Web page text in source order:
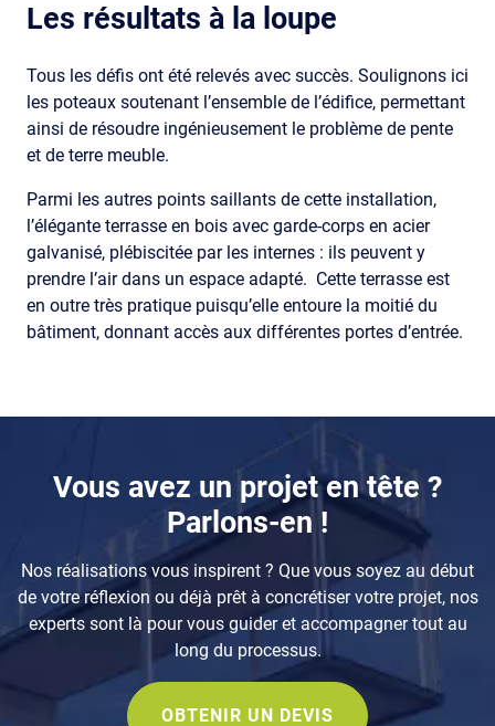
Les résultats à la loupe
Tous les défis ont été relevés avec succès. Soulignons ici
les poteaux soutenant l’ensemble de l’édifice, permettant
ainsi de résoudre ingénieusement le problème de pente
et de terre meuble.
Parmi les autres points saillants de cette installation,
l’élégante terrasse en bois avec garde-corps en acier
galvanisé, plébiscitée par les internes : ils peuvent y
prendre l’air dans un espace adapté. Cette terrasse est
en outre très pratique puisqu’elle entoure la moitié du
bâtiment, donnant accès aux différentes portes d’entrée.
Vous avez un projet en tête ?
Parlons-en !
Nos réalisations vous inspirent ? Que vous soyez au début
de votre réflexion ou déjà prêt à concrétiser votre projet, nos
experts sont là pour vous guider et accompagner tout au
long du processus.
OBTENIR UN DEVIS